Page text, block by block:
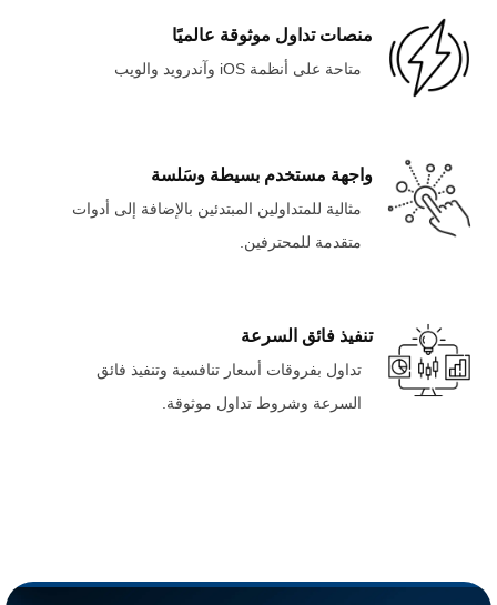
منصات تداول موثوقة عالميًا
متاحة على أنظمة iOS وآندرويد والويب
واجهة مستخدم بسيطة وسَلسة
مثالية للمتداولين المبتدئين بالإضافة إلى أدوات
متقدمة للمحترفين.
تنفيذ فائق السرعة
تداول بفروقات أسعار تنافسية وتنفيذ فائق
السرعة وشروط تداول موثوقة.